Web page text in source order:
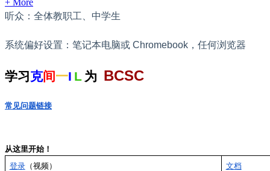
听众：全体教职工、中学生
系统偏好设置：笔记本电脑或 Chromebook，任何浏览器
学习 克间一I L 为 BCSC
常见问题链接
从这里开始！
登录（视频） 文档